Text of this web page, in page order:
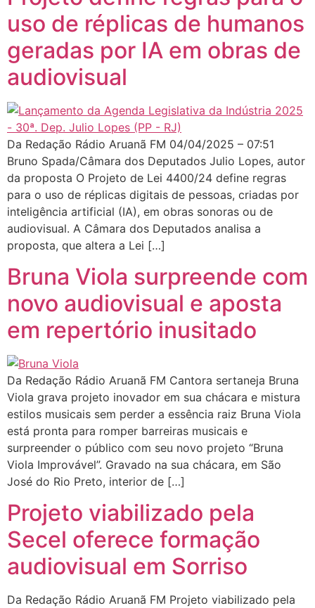
uso de réplicas de humanos
geradas por IA em obras de
audiovisual
Da Redação Rádio Aruanã FM 04/04/2025 – 07:51
Bruno Spada/Câmara dos Deputados Julio Lopes, autor
da proposta O Projeto de Lei 4400/24 define regras
para o uso de réplicas digitais de pessoas, criadas por
inteligência artificial (IA), em obras sonoras ou de
audiovisual. A Câmara dos Deputados analisa a
proposta, que altera a Lei […]
Bruna Viola surpreende com
novo audiovisual e aposta
em repertório inusitado
Da Redação Rádio Aruanã FM Cantora sertaneja Bruna
Viola grava projeto inovador em sua chácara e mistura
estilos musicais sem perder a essência raiz Bruna Viola
está pronta para romper barreiras musicais e
surpreender o público com seu novo projeto “Bruna
Viola Improvável”. Gravado na sua chácara, em São
José do Rio Preto, interior de […]
Projeto viabilizado pela
Secel oferece formação
audiovisual em Sorriso
Da Redação Rádio Aruanã FM Projeto viabilizado pela